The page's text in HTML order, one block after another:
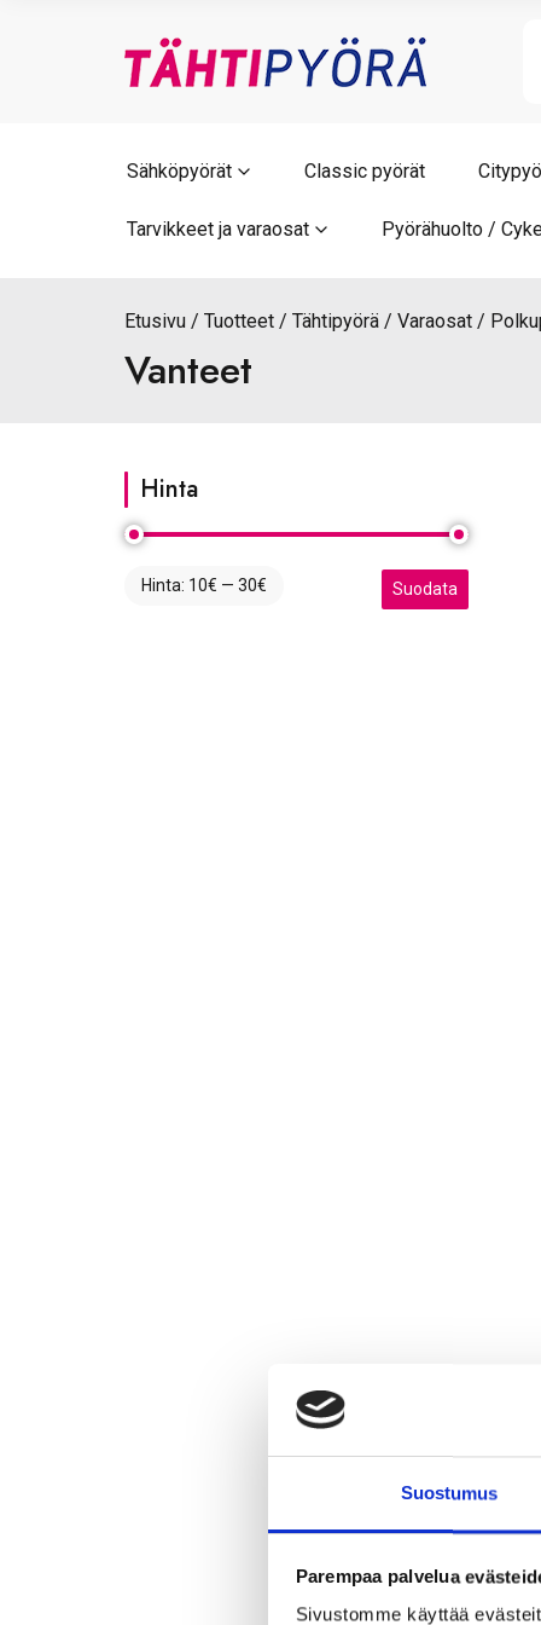
Suostumus
Parempaa palvelua
Sivustomme käyttää
Sähköpyörät Classic pyörät
Tarvikkeet ja varaosat Pyörähuolto /
Etusivu Tuotteet Tähtipyörä Varaosat
Vanteet
Hinta
Minimihinta
Maksimihinta
Suodata
Hinta: 10€ — 30€